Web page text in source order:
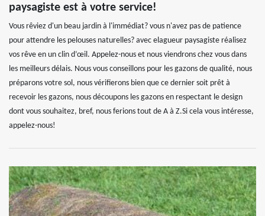
paysagiste est à votre service!
Vous rêviez d'un beau jardin à l'immédiat? vous n'avez pas de patience
pour attendre les pelouses naturelles? avec elagueur paysagiste réalisez
vos rêve en un clin d’œil. Appelez-nous et nous viendrons chez vous dans
les meilleurs délais. Nous vous conseillons pour les gazons de qualité, nous
préparons votre sol, nous vérifierons bien que ce dernier soit prêt à
recevoir les gazons, nous découpons les gazons en respectant le design
dont vous souhaitez, bref, nous ferions tout de A à Z.Si cela vous intéresse,
appelez-nous!